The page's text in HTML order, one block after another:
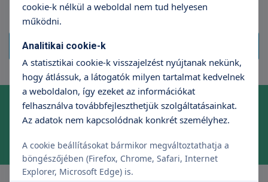
Összes megtekintése
Online időpontfoglalás szakrendelésre
Foglaljon időpontot kényelmesen, néhány kattintással!
Időpontfoglalás
cookie-k nélkül a weboldal nem tud helyesen
működni.
Analitikai cookie-k
A statisztikai cookie-k visszajelzést nyújtanak nekünk,
hogy átlássuk, a látogatók milyen tartalmat kedvelnek
a weboldalon, így ezeket az információkat
felhasználva továbbfejleszthetjük szolgáltatásainkat.
Az adatok nem kapcsolódnak konkrét személyhez.
A cookie beállításokat bármikor megváltoztathatja a
böngészőjében (Firefox, Chrome, Safari, Internet
Explorer, Microsoft Edge) is.